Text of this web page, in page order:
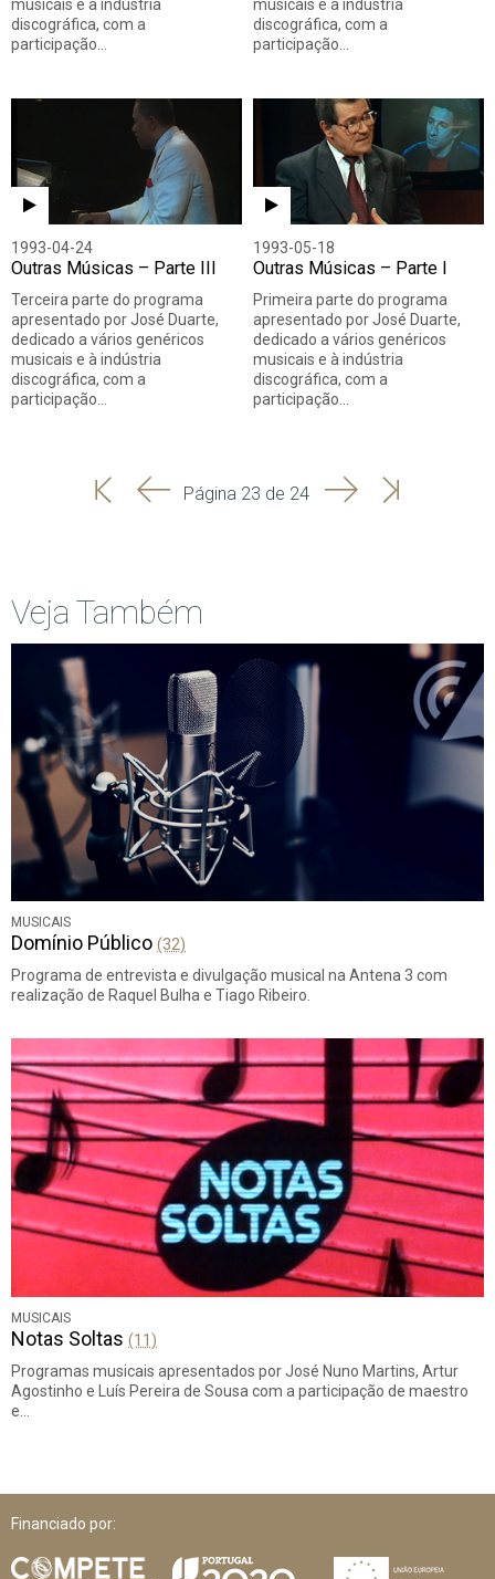
musicais e à indústria
discográfica, com a
participação…
musicais e à indústria
discográfica, com a
participação…
1993-04-24
Outras Músicas – Parte III
Terceira parte do programa
apresentado por José Duarte,
dedicado a vários genéricos
musicais e à indústria
discográfica, com a
participação…
1993-05-18
Outras Músicas – Parte I
Primeira parte do programa
apresentado por José Duarte,
dedicado a vários genéricos
musicais e à indústria
discográfica, com a
participação…
'
'
Página 23 de 24 SeguinteÚltima
Veja Também
MUSICAIS
Domínio Público (32)
Programa de entrevista e divulgação musical na Antena 3 com
realização de Raquel Bulha e Tiago Ribeiro.
MUSICAIS
Notas Soltas (11)
Programas musicais apresentados por José Nuno Martins, Artur
Agostinho e Luís Pereira de Sousa com a participação de maestro
e…
Financiado por: